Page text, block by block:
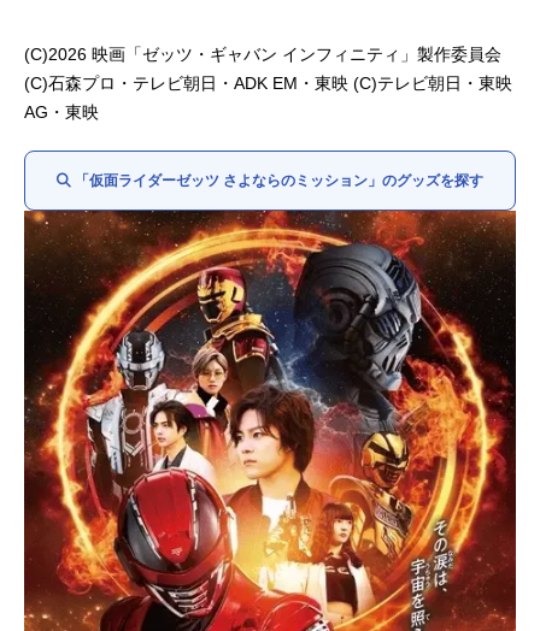
シックス：平川結月
玖門宗馬／
仮面ライダー
夢現：曽野舜太
ゼロ：川平慈英
ザ・レディ：美村里江
謎のバイカー：中本悠太
アナウンサー：竹達彩奈
(C)2026 映画「ゼッツ・ギャバン インフィニティ」製作委員会
(C)石森プロ・テレビ朝日・ADK EM・東映 (C)テレビ朝日・東映
AG・東映
「仮面ライダーゼッツ さよならのミッション」のグッズを探す